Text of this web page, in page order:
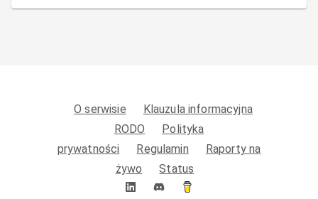
O serwisie
Klauzula informacyjna
RODO
Polityka
prywatności
Regulamin
Raporty na
żywo
Status